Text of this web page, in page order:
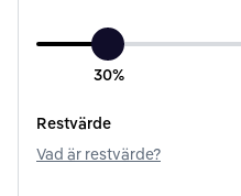
30%
Restvärde
Vad är restvärde?